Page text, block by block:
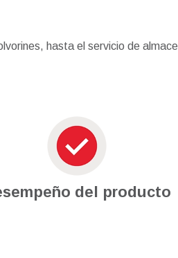
hasta el servicio de
del producto